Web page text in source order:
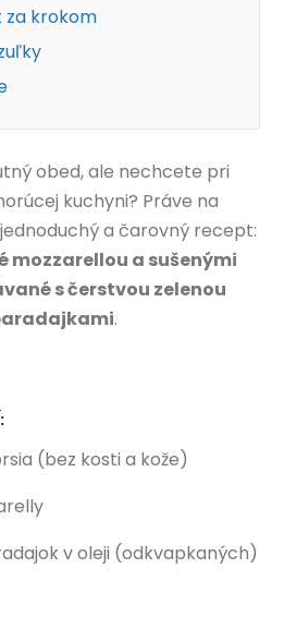
za krokom
obed, ale nechcete pri
kuchyni? Práve na
a čarovný recept:
mozzarellou a sušenými
s čerstvou zelenou
.
(bez kosti a kože)
v oleji (odkvapkaných)